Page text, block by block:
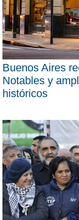
Buenos Aires
Notables y
históricos